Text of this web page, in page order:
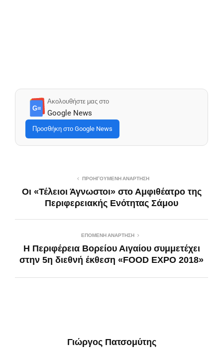
G≡
Ακολουθήστε μας στο
Google News
Προσθήκη στο Google News
ΠΡΟΗΓΟΎΜΕΝΗ ΑΝΆΡΤΗΣΗ
Οι «Τέλειοι Άγνωστοι» στο Αμφιθέατρο της
Περιφερειακής Ενότητας Σάμου
ΕΠΌΜΕΝΗ ΑΝΆΡΤΗΣΗ
Η Περιφέρεια Βορείου Αιγαίου συμμετέχει
στην 5η διεθνή έκθεση «FOOD EXPO 2018»
Γιώργος Πατσομύτης